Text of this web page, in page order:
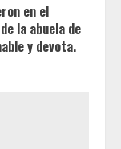
en el
la abuela de
y devota.